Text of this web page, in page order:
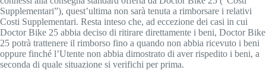
Supplementari”), quest’ultima non sarà tenuta a rimborsare i relativi
Costi Supplementari. Resta inteso che, ad eccezione dei casi in cui
Doctor Bike 25 abbia deciso di ritirare direttamente i beni, Doctor Bike
25 potrà trattenere il rimborso fino a quando non abbia ricevuto i beni
oppure finché l’Utente non abbia dimostrato di aver rispedito i beni, a
seconda di quale situazione si verifichi per prima.